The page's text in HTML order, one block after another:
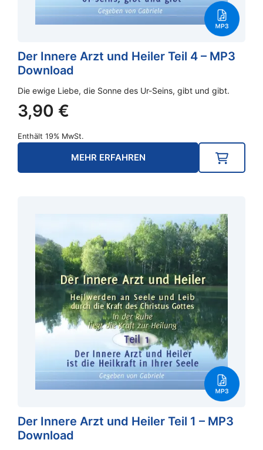
Der Innere Arzt und Heiler Teil 4 – MP3
Download
Die ewige Liebe, die Sonne des Ur-Seins, gibt und gibt.
3,90 €
Enthält 19% MwSt.
MEHR ERFAHREN
Der Innere Arzt und Heiler Teil 1 – MP3
Download